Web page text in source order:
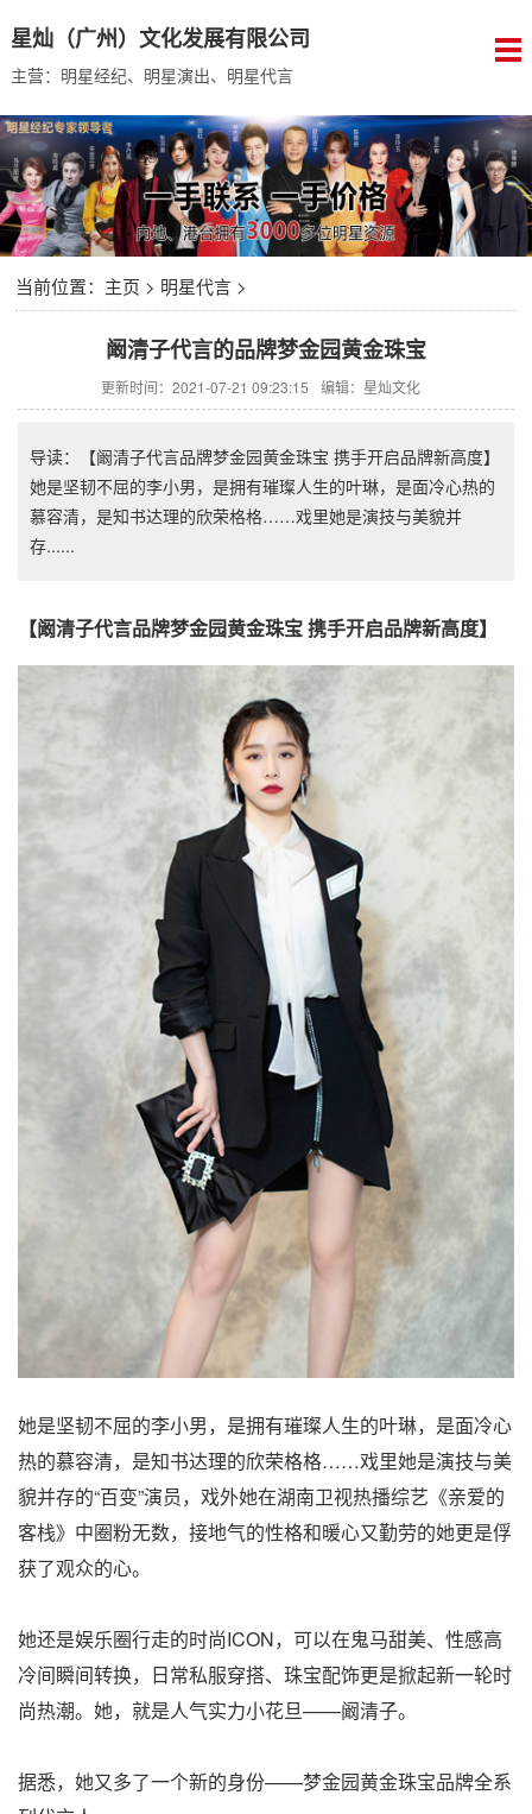
星灿（广州）文化发展有限公司
主营：明星经纪、明星演出、明星代言
当前位置： 主页 > 明星代言>
阚清子代言的品牌梦金园黄金珠宝
更新时间：2021-07-21 09:23:15 编辑：星灿文化
导读：【阚清子代言品牌梦金园黄金珠宝 携手开启品牌新高度】
她是坚韧不屈的李小男，是拥有璀璨人生的叶琳，是面冷心热的
慕容清，是知书达理的欣荣格格……戏里她是演技与美貌并
存......
【阚清子代言品牌梦金园黄金珠宝 携手开启品牌新高度】
她是坚韧不屈的李小男，是拥有璀璨人生的叶琳，是面冷心
热的慕容清，是知书达理的欣荣格格……戏里她是演技与美
貌并存的“百变”演员，戏外她在湖南卫视热播综艺《亲爱的
客栈》中圈粉无数，接地气的性格和暖心又勤劳的她更是俘
获了观众的心。
她还是娱乐圈行走的时尚ICON，可以在鬼马甜美、性感高
冷间瞬间转换，日常私服穿搭、珠宝配饰更是掀起新一轮时
尚热潮。她，就是人气实力小花旦——阚清子。
据悉，她又多了一个新的身份——梦金园黄金珠宝品牌全系